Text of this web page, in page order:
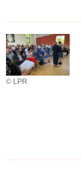
© LPR